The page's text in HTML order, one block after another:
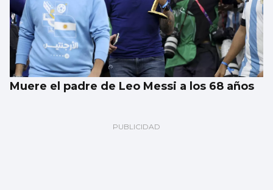
Muere el padre de Leo Messi a los 68 años